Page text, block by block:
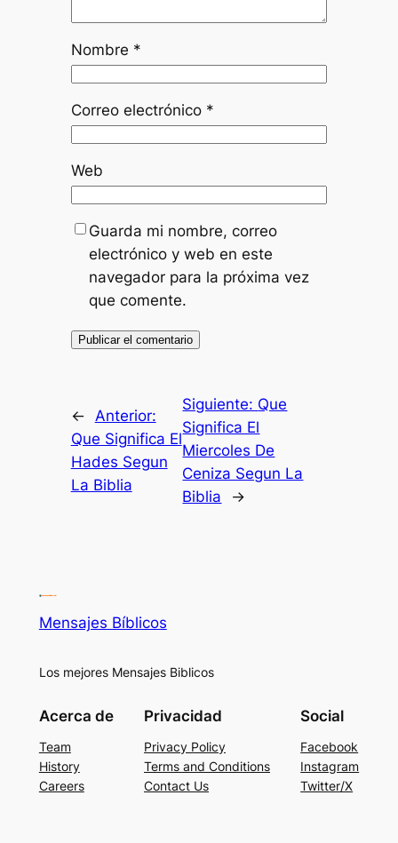
Nombre *
Correo electrónico *
Web
Guarda mi nombre, correo
electrónico y web en este
navegador para la próxima vez
que comente.
←
Anterior:
Que Significa El
Hades Segun
La Biblia
Siguiente: Que
Significa El
Miercoles De
Ceniza Segun La
Biblia
→
Mensajes Bíblicos
Los mejores Mensajes Biblicos
Acerca de
Team
History
Careers
Privacidad
Privacy Policy
Terms and Conditions
Contact Us
Social
Facebook
Instagram
Twitter/X